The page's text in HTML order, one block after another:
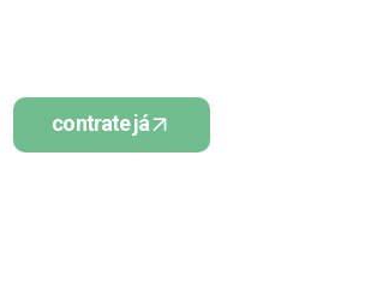
contrate já